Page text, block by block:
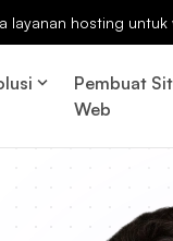
layanan hosting
Pembuat
Web